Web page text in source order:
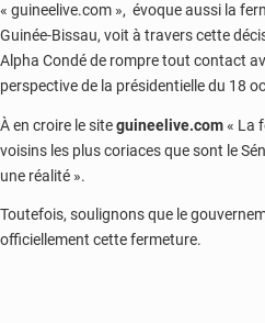
« guineelive.com », évoque aussi la
Guinée-Bissau, voit à travers cette
Alpha Condé de rompre tout contact
perspective de la présidentielle du 18
À en croire le siteguineelive.com« La
voisins les plus coriaces que sont le
une réalité ».
Toutefois, soulignons que le
officiellement cette fermeture.